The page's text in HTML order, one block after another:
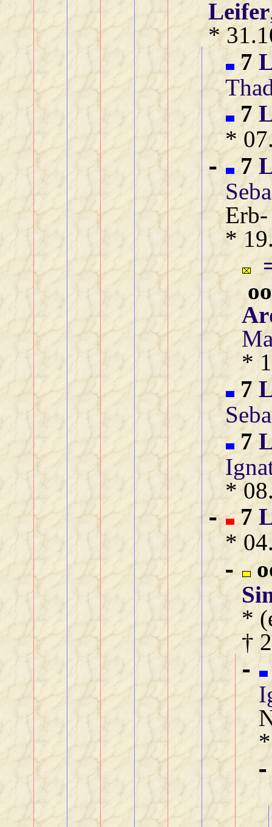
Leifer
*
7
7
*
- 7
*
oo
*
7
7
*
- 7
*
-
*
†
-
-